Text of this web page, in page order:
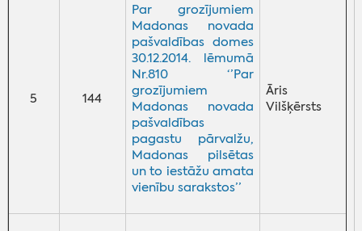
5 144
Par grozījumiem
Madonas novada
pašvaldības domes
30.12.2014. lēmumā
Nr.810 ‘’Par
grozījumiem
Madonas novada
pašvaldības
pagastu pārvalžu,
Madonas pilsētas
un to iestāžu amata
vienību sarakstos’’
Āris
Vilšķērsts